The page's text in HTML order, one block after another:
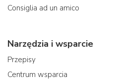
Consiglia ad un amico
Narzędzia i wsparcie
Przepisy
Centrum wsparcia